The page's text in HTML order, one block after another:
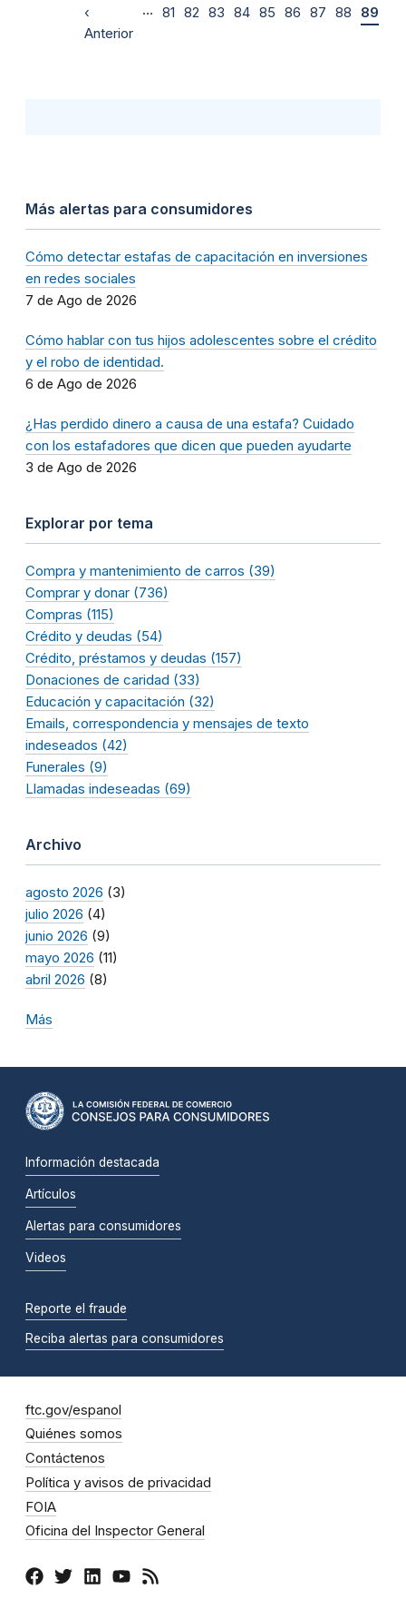
‹
Anterior
… 81 82 83 84 85 86 87 88 89
Más alertas para consumidores
Cómo detectar estafas de capacitación en inversiones
en redes sociales
7 de Ago de 2026
Cómo hablar con tus hijos adolescentes sobre el crédito
y el robo de identidad.
6 de Ago de 2026
¿Has perdido dinero a causa de una estafa? Cuidado
con los estafadores que dicen que pueden ayudarte
3 de Ago de 2026
Explorar por tema
Compra y mantenimiento de carros (39)
Comprar y donar (736)
Compras (115)
Crédito y deudas (54)
Crédito, préstamos y deudas (157)
Donaciones de caridad (33)
Educación y capacitación (32)
Emails, correspondencia y mensajes de texto
indeseados (42)
Funerales (9)
Llamadas indeseadas (69)
Archivo
agosto 2026 (3)
julio 2026 (4)
junio 2026 (9)
mayo 2026 (11)
abril 2026 (8)
Más
Información destacada
Artículos
Alertas para consumidores
Videos
Reporte el fraude
Reciba alertas para consumidores
ftc.gov/espanol
Quiénes somos
Contáctenos
Política y avisos de privacidad
FOIA
Oficina del Inspector General